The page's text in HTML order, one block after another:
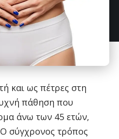
και ως πέτρες στη
πάθηση που
άνω των 45 ετών,
σύγχρονος τρόπος